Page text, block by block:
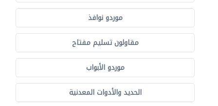
موردو نوافذ
مقاولون تسليم مفتاح
موردو الأبواب
الحديد والأدوات المعدنية